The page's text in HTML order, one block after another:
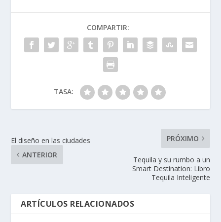
COMPARTIR:
TASA:
El diseño en las ciudades
ANTERIOR
PRÓXIMO
Tequila y su rumbo a un
Smart Destination: Libro
Tequila Inteligente
ARTÍCULOS RELACIONADOS